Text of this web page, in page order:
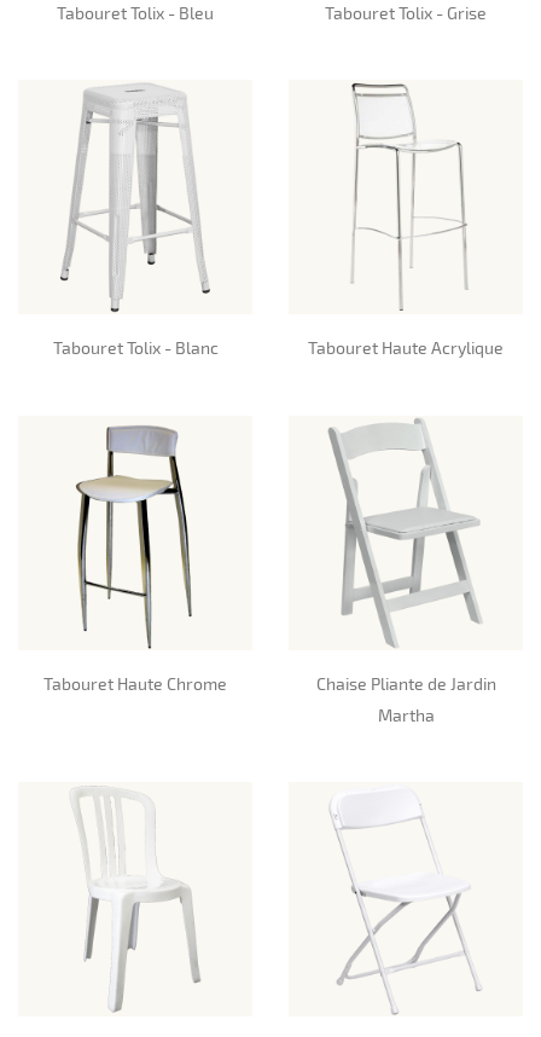
Tabouret Tolix - Bleu Tabouret Tolix - Grise
Tabouret Tolix - Blanc Tabouret Haute Acrylique
Tabouret Haute Chrome
Chaise Pliante de Jardin
Martha